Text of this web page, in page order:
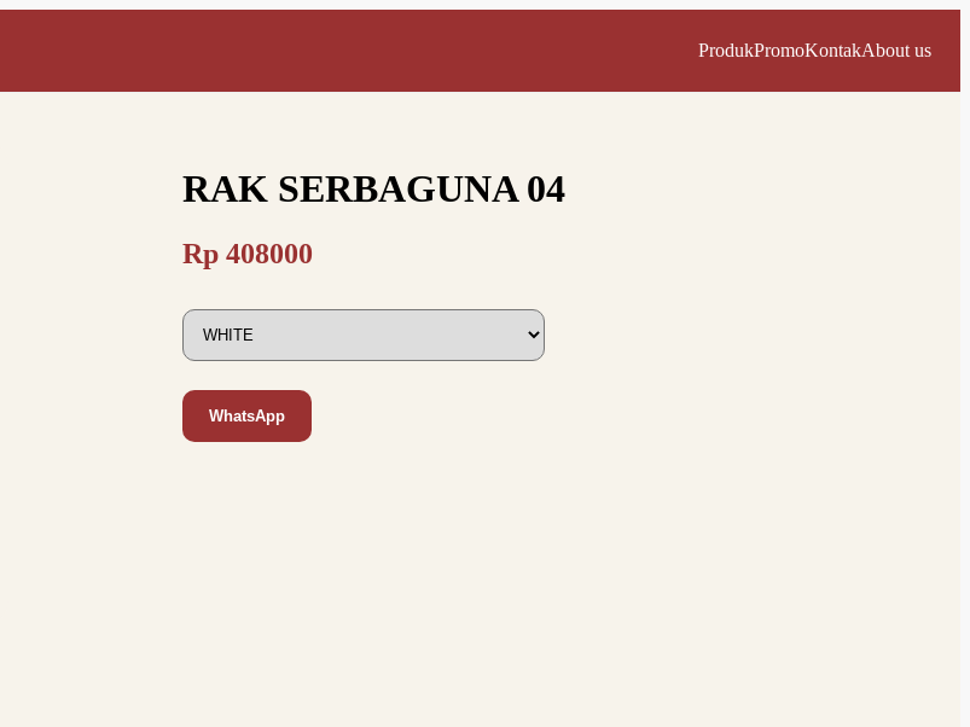
ProdukPromoKontakAbout us
RAK SERBAGUNA 04
Rp 408000
WhatsApp